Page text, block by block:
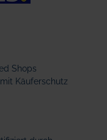
Shops
Käuferschutz